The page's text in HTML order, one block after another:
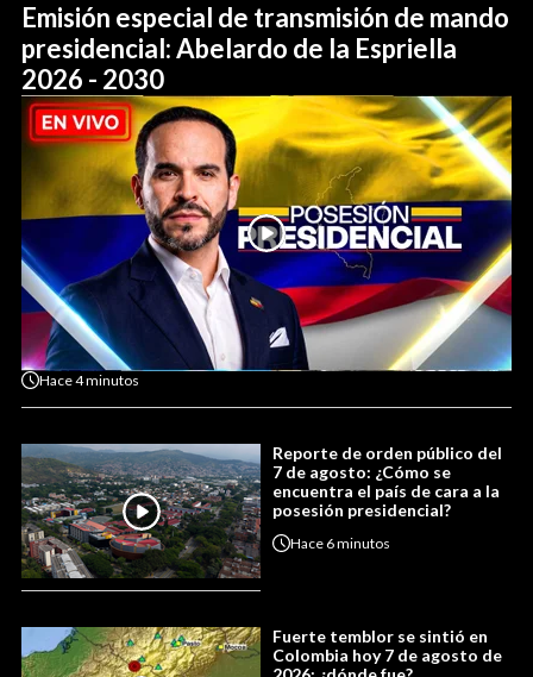
Emisión especial de transmisión de mando
presidencial: Abelardo de la Espriella
2026 - 2030
Hace4 minutos
Reporte de orden público del
7 de agosto: ¿Cómo se
encuentra el país de cara a la
posesión presidencial?
Hace 6 minutos
Fuerte temblor se sintió en
Colombia hoy 7 de agosto de